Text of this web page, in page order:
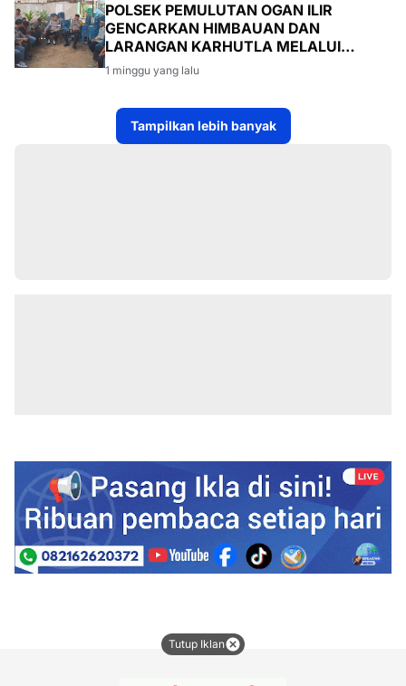
POLSEK PEMULUTAN OGAN ILIR
GENCARKAN HIMBAUAN DAN
LARANGAN KARHUTLA MELALUI
PROGRAM TSKD (TOURING SAMBANG
KE DESA-DESA
1 minggu yang lalu
Tampilkan lebih banyak
Tutup Iklan